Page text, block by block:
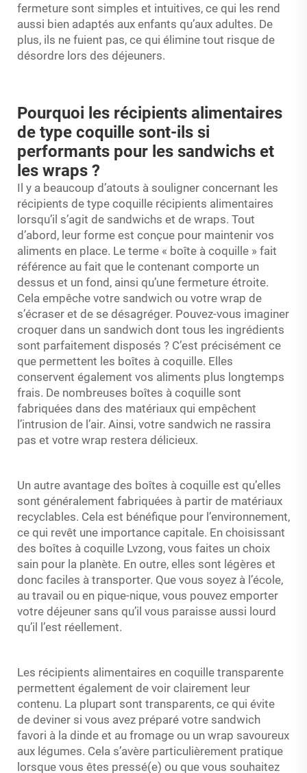
fermeture sont simples et intuitives, ce qui les rend
aussi bien adaptés aux enfants qu’aux adultes. De
plus, ils ne fuient pas, ce qui élimine tout risque de
désordre lors des déjeuners.
Pourquoi les récipients alimentaires
de type coquille sont-ils si
performants pour les sandwichs et
les wraps ?
Il y a beaucoup d’atouts à souligner concernant les
récipients de type coquille récipients alimentaires
lorsqu’il s’agit de sandwichs et de wraps. Tout
d’abord, leur forme est conçue pour maintenir vos
aliments en place. Le terme « boîte à coquille » fait
référence au fait que le contenant comporte un
dessus et un fond, ainsi qu’une fermeture étroite.
Cela empêche votre sandwich ou votre wrap de
s’écraser et de se désagréger. Pouvez-vous imaginer
croquer dans un sandwich dont tous les ingrédients
sont parfaitement disposés ? C’est précisément ce
que permettent les boîtes à coquille. Elles
conservent également vos aliments plus longtemps
frais. De nombreuses boîtes à coquille sont
fabriquées dans des matériaux qui empêchent
l’intrusion de l’air. Ainsi, votre sandwich ne rassira
pas et votre wrap restera délicieux.
Un autre avantage des boîtes à coquille est qu’elles
sont généralement fabriquées à partir de matériaux
recyclables. Cela est bénéfique pour l’environnement,
ce qui revêt une importance capitale. En choisissant
des boîtes à coquille Lvzong, vous faites un choix
sain pour la planète. En outre, elles sont légères et
donc faciles à transporter. Que vous soyez à l’école,
au travail ou en pique-nique, vous pouvez emporter
votre déjeuner sans qu’il vous paraisse aussi lourd
qu’il l’est réellement.
Les récipients alimentaires en coquille transparente
permettent également de voir clairement leur
contenu. La plupart sont transparents, ce qui évite
de deviner si vous avez préparé votre sandwich
favori à la dinde et au fromage ou un wrap savoureux
aux légumes. Cela s’avère particulièrement pratique
lorsque vous êtes pressé(e) ou que vous souhaitez